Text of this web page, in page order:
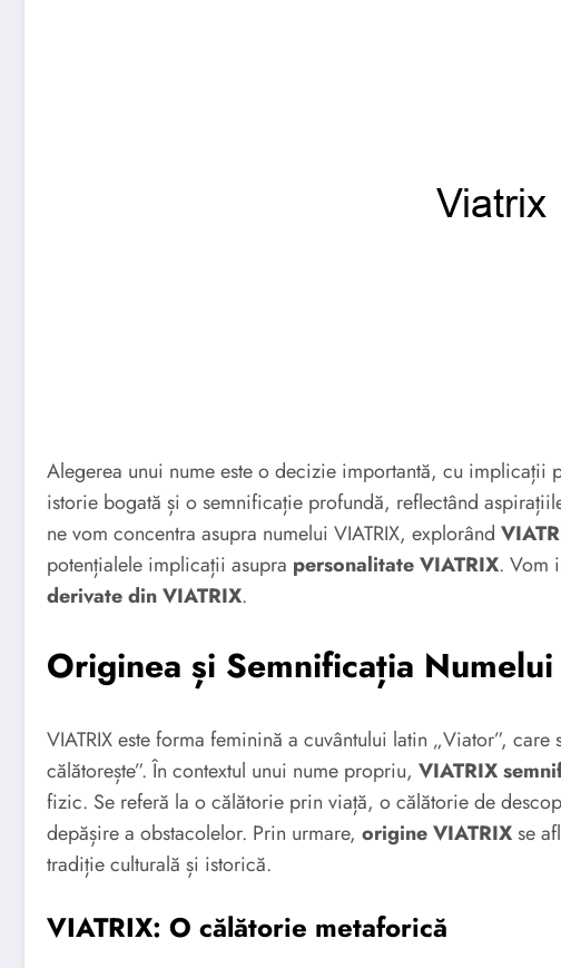
Alegerea unui nume este o decizie importantă, cu implicații
istorie bogată și o semnificație profundă, reflectând
ne vom concentra asupra numelui VIATRIX, explorând
potențialele implicații asupra personalitate VIATRIX. Vom
derivate din VIATRIX.
Originea și Semnificația
VIATRIX este forma feminină a cuvântului latin „Viator”,
călătorește”. În contextul unui nume propriu, VIATRIX
fizic. Se referă la o călătorie prin viață, o călătorie de
depășire a obstacolelor. Prin urmare, origine VIATRIXse
tradiție culturală și istorică.
VIATRIX: O călătorie metaforică